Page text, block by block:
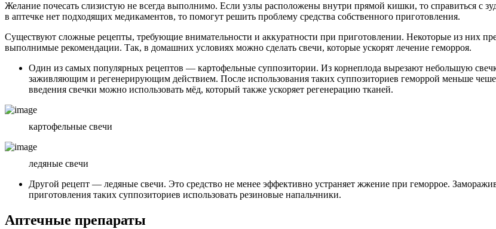
Желание почесать слизистую не всегда выполнимо. Если узлы расположены внутри прямой кишки, то справиться с
в аптечке нет подходящих медикаментов, то помогут решить проблему средства собственного приготовления.
Существуют сложные рецепты, требующие внимательности и аккуратности при приготовлении. Некоторые из них
выполнимые рекомендации. Так, в домашних условиях можно сделать свечи, которые ускорят лечение геморроя.
Один из самых популярных рецептов — картофельные суппозитории. Из корнеплода вырезают небольшую
заживляющим и регенерирующим действием. После использования таких суппозиториев геморрой меньше
введения свечки можно использовать мёд, который также ускоряет регенерацию тканей.
картофельные свечи
ледяные свечи
Другой рецепт — ледяные свечи. Это средство не менее эффективно устраняет жжение при геморрое.
приготовления таких суппозиториев использовать резиновые напальчники.
Аптечные препараты